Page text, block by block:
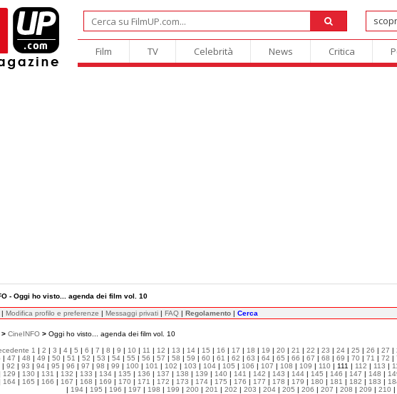
Film TV Celebrità News Critica
- Oggi ho visto... agenda dei film vol. 10
| Modifica profilo e preferenze | Messaggi privati | FAQ | Regolamento | Cerca
> CineINFO > Oggi ho visto... agenda dei film vol. 10
1 | 2 | 3 | 4 | 5 | 6 | 7 | 8 | 9 | 10 | 11 | 12 | 13 | 14 | 15 | 16 | 17 | 18 | 19 | 20 | 21 | 22 | 23 | 24 | 25 | 26 | 27 |
| 47 | 48 | 49 | 50 | 51 | 52 | 53 | 54 | 55 | 56 | 57 | 58 | 59 | 60 | 61 | 62 | 63 | 64 | 65 | 66 | 67 | 68 | 69 | 70 | 71 | 72 |
| 92 | 93 | 94 | 95 | 96 | 97 | 98 | 99 | 100 | 101 | 102 | 103 | 104 | 105 | 106 | 107 | 108 | 109 | 110 | 111 | 112 | 113 |
129 | 130 | 131 | 132 | 133 | 134 | 135 | 136 | 137 | 138 | 139 | 140 | 141 | 142 | 143 | 144 | 145 | 146 | 147 | 148 |
164 | 165 | 166 | 167 | 168 | 169 | 170 | 171 | 172 | 173 | 174 | 175 | 176 | 177 | 178 | 179 | 180 | 181 | 182 | 183 |
| 194 | 195 | 196 | 197 | 198 | 199 | 200 | 201 | 202 | 203 | 204 | 205 | 206 | 207 | 208 | 209 | 210 |